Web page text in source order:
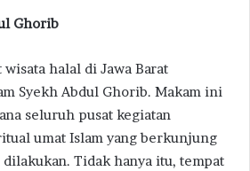
Ghorib
halal di Jawa Barat
Syekh Abdul Ghorib. Makam ini
seluruh pusat kegiatan
umat Islam yang berkunjung
Tidak hanya itu, tempat